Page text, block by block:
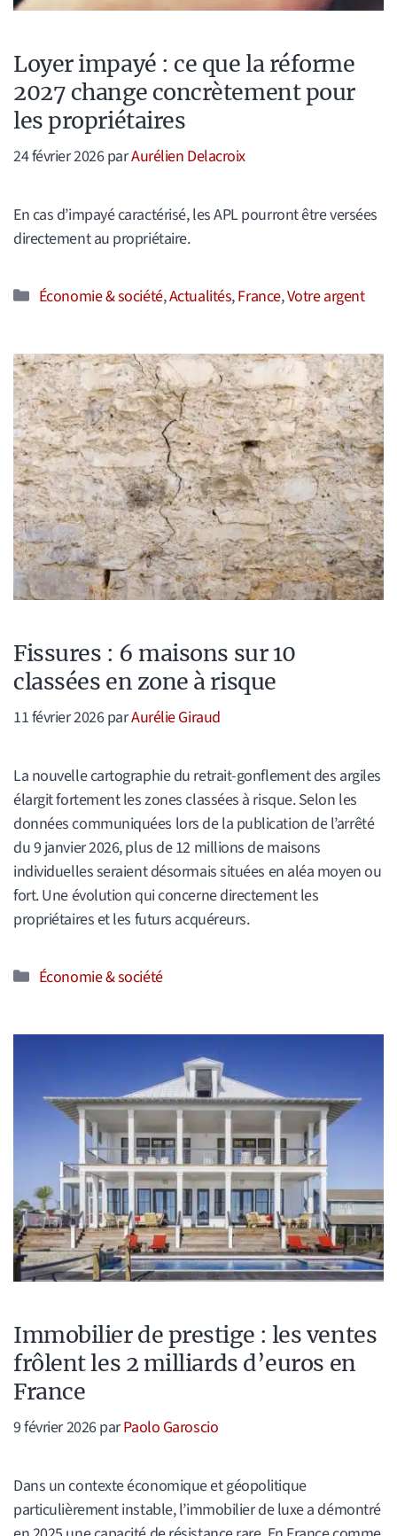
Loyer impayé : ce que la réforme
2027 change concrètement pour
les propriétaires
24 février 2026parAurélien Delacroix
En cas d’impayé caractérisé, les APL pourront être versées
directement au propriétaire.
Catégories
Économie & société,Actualités,France,Votre argent
Fissures : 6 maisons sur 10
classées en zone à risque
11 février 2026parAurélie Giraud
La nouvelle cartographie du retrait-gonflement des argiles
élargit fortement les zones classées à risque. Selon les
données communiquées lors de la publication de l’arrêté
du 9 janvier 2026, plus de 12 millions de maisons
individuelles seraient désormais situées en aléa moyen ou
fort. Une évolution qui concerne directement les
propriétaires et les futurs acquéreurs.
Catégories
Économie & société
Immobilier de prestige : les ventes
frôlent les 2 milliards d’euros en
France
9 février 2026parPaolo Garoscio
Dans un contexte économique et géopolitique
particulièrement instable, l’immobilier de luxe a démontré